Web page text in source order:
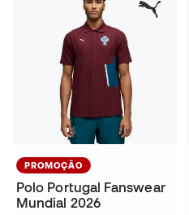
PROMOÇÃO
Polo Portugal Fanswear
Mundial 2026